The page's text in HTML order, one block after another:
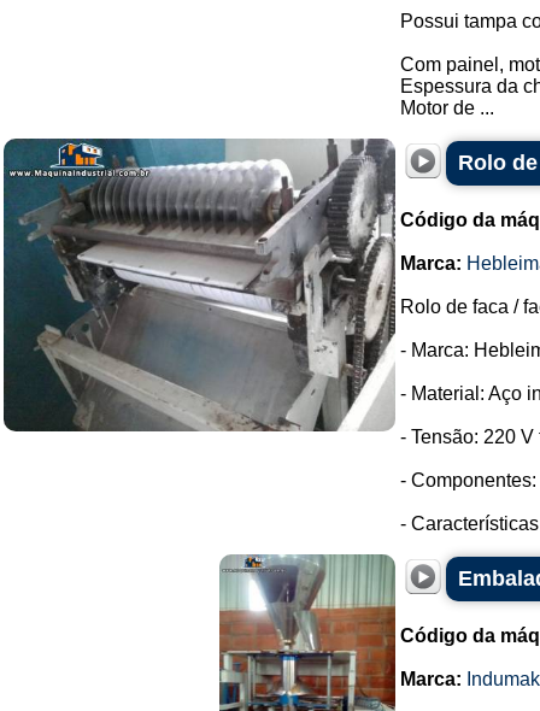
Possui tampa
Com painel,
Espessura da
Motor de ...
Rolo
Código da
Marca:
Rolo de faca /
- Marca:
- Material: Aço
- Tensão: 220 V
-
-
Código da
Marca: Indumak